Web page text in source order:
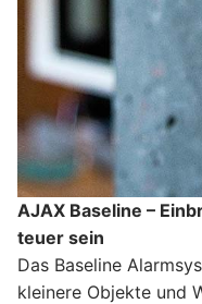
AJAX Baseline –
teuer sein
Das Baseline
kleinere Objekte und